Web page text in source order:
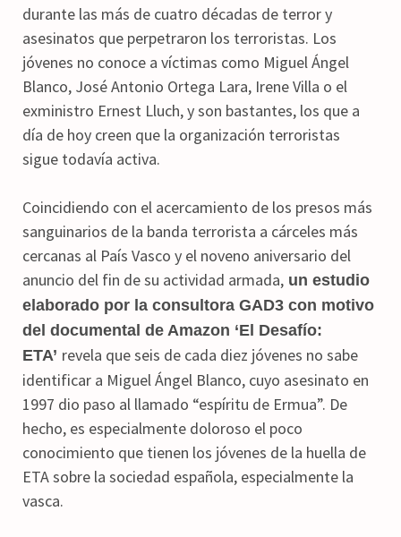
durante las más de cuatro décadas de terror y
asesinatos que perpetraron los terroristas. Los
jóvenes no conoce a víctimas como Miguel Ángel
Blanco, José Antonio Ortega Lara, Irene Villa o el
exministro Ernest Lluch, y son bastantes, los que a
día de hoy creen que la organización terroristas
sigue todavía activa.
Coincidiendo con el acercamiento de los presos más
sanguinarios de la banda terrorista a cárceles más
cercanas al País Vasco y el noveno aniversario del
anuncio del fin de su actividad armada, un estudio
elaborado por la consultora GAD3 con motivo
del documental de Amazon ‘El Desafío:
ETA’ revela que seis de cada diez jóvenes no sabe
identificar a Miguel Ángel Blanco, cuyo asesinato en
1997 dio paso al llamado “espíritu de Ermua”. De
hecho, es especialmente doloroso el poco
conocimiento que tienen los jóvenes de la huella de
ETA sobre la sociedad española, especialmente la
vasca.